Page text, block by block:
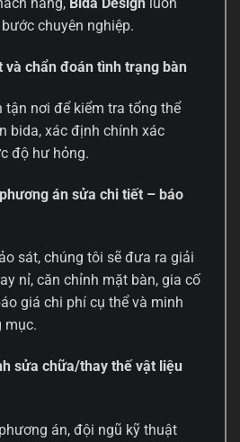
chuyên nghiệp.
và chẩn đoán tình trạng bàn
tận nơi để kiểm tra tổng thể
bida, xác định chính xác
độ hư hỏng.
án sửa chi tiết – báo
sát, chúng tôi sẽ đưa ra giải
nỉ, căn chỉnh mặt bàn, gia cố
giá chi phí cụ thể và minh
mục.
sửa chữa/thay thế vật liệu
án, đội ngũ kỹ thuật